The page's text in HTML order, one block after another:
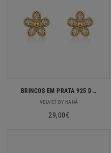
BRINCOS EM PRATA 925 DOURADA FLOR COM ZIRCONIAS
Fornecedor:
VELVET BY NANÁ
Preço
29,00€